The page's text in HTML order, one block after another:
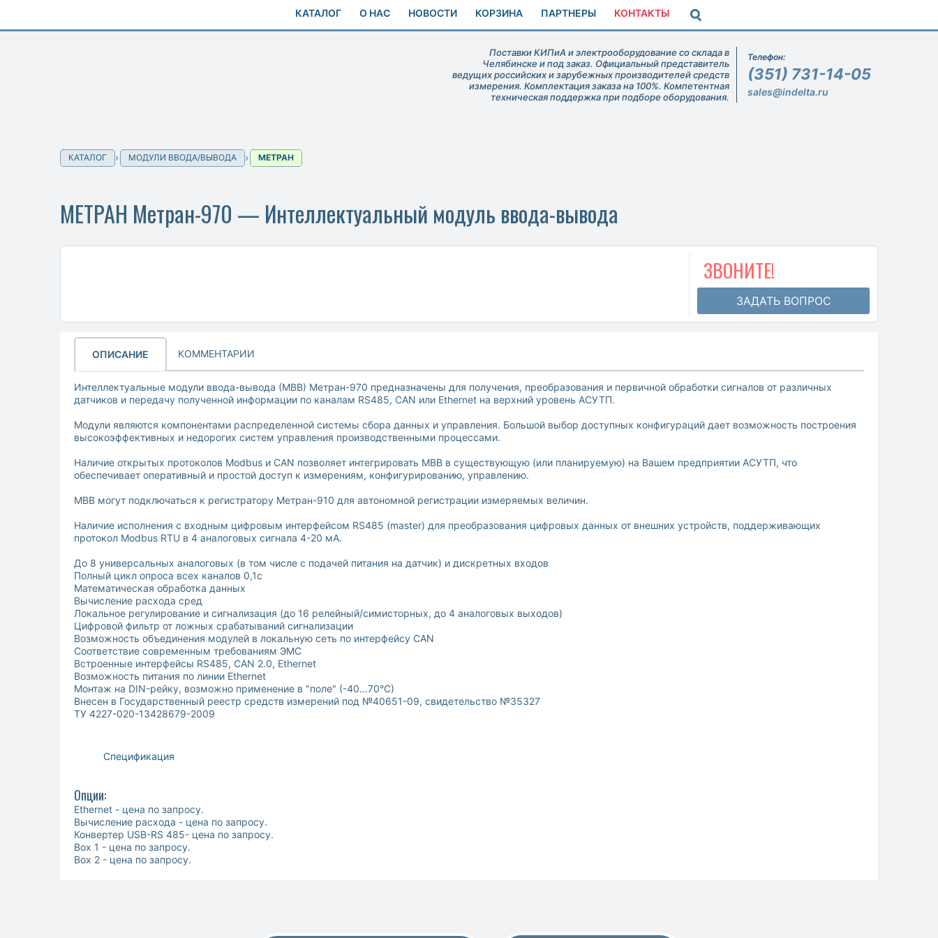
КАТАЛОГ О НАС НОВОСТИ КОРЗИНА ПАРТНЕРЫ КОНТАКТЫ
Поставки КИПиА и электрооборудование со склада в
Челябинске и под заказ. Официальный представитель
ведущих российских и зарубежных производителей средств
измерения. Комплектация заказа на 100%. Компетентная
техническая поддержка при подборе оборудования.
Телефон:
(351) 731-14-05
sales@indelta.ru
КАТАЛОГ МОДУЛИ ВВОДА/ВЫВОДА МЕТРАН
МЕТРАН Метран-970 — Интеллектуальный модуль ввода-вывода
ЗВОНИТЕ!
ЗАДАТЬ ВОПРОС
ОПИСАНИЕ КОММЕНТАРИИ
Интеллектуальные модули ввода-вывода (МВВ) Метран-970 предназначены для получения, преобразования и первичной обработки сигналов от различных
датчиков и передачу полученной информации по каналам RS485, CAN или Ethernet на верхний уровень АСУТП.
Модули являются компонентами распределенной системы сбора данных и управления. Большой выбор доступных конфигураций дает возможность построения
высокоэффективных и недорогих систем управления производственными процессами.
Наличие открытых протоколов Modbus и CAN позволяет интегрировать МВВ в существующую (или планируемую) на Вашем предприятии АСУТП, что
обеспечивает оперативный и простой доступ к измерениям, конфигурированию, управлению.
МВВ могут подключаться к регистратору Метран-910 для автономной регистрации измеряемых величин.
Наличие исполнения с входным цифровым интерфейсом RS485 (master) для преобразования цифровых данных от внешних устройств, поддерживающих
протокол Modbus RTU в 4 аналоговых сигнала 4-20 мА.
До 8 универсальных аналоговых (в том числе с подачей питания на датчик) и дискретных входов
Полный цикл опроса всех каналов 0,1с
Математическая обработка данных
Вычисление расхода сред
Локальное регулирование и сигнализация (до 16 релейный/симисторных, до 4 аналоговых выходов)
Цифровой фильтр от ложных срабатываний сигнализации
Возможность объединения модулей в локальную сеть по интерфейсу CAN
Соответствие современным требованиям ЭМС
Встроенные интерфейсы RS485, CAN 2.0, Ethernet
Возможность питания по линии Ethernet
Монтаж на DIN-рейку, возможно применение в "поле" (-40…70°С)
Внесен в Государственный реестр средств измерений под №40651-09, свидетельство №35327
ТУ 4227-020-13428679-2009
Спецификация
Опции:
Ethernet - цена по запросу.
Вычисление расхода - цена по запросу.
Конвертер USB-RS 485- цена по запросу.
Box 1 - цена по запросу.
Box 2 - цена по запросу.